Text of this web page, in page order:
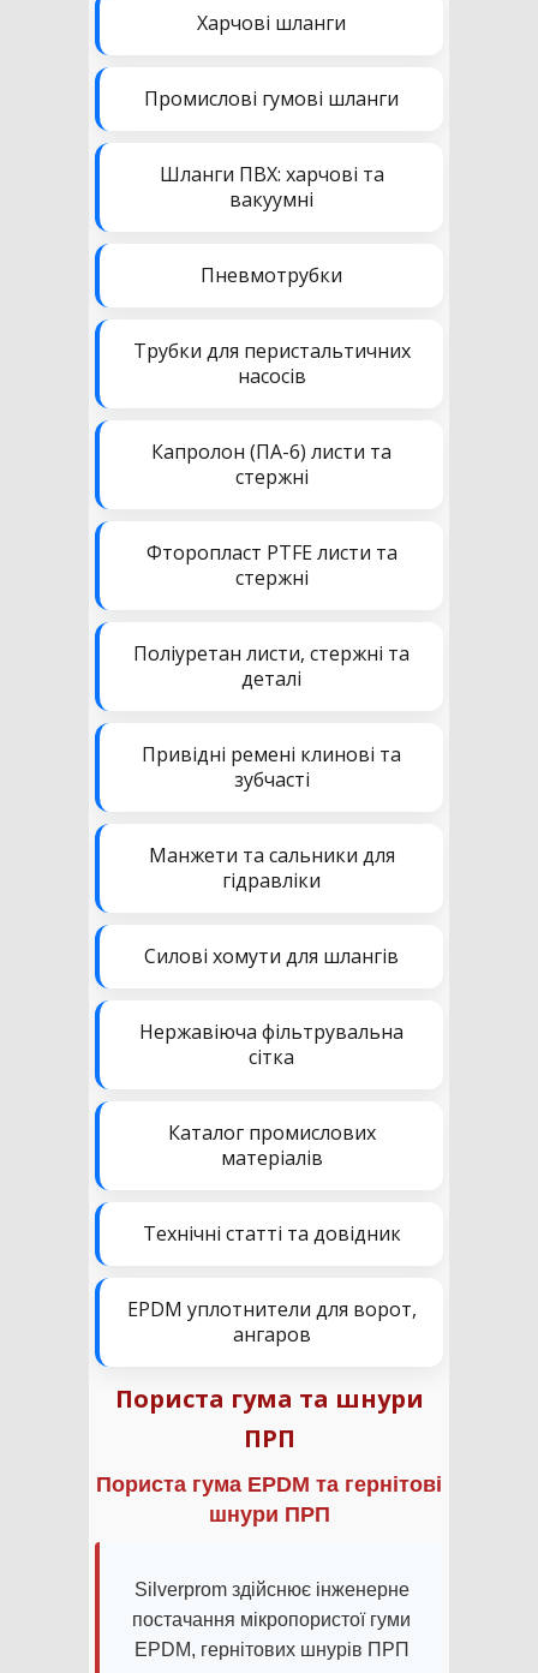
Харчові шланги
Промислові гумові шланги
Шланги ПВХ: харчові та
вакуумні
Пневмотрубки
Трубки для перистальтичних
насосів
Капролон (ПА-6) листи та
стержні
Фторопласт PTFE листи та
стержні
Поліуретан листи, стержні та
деталі
Привідні ремені клинові та
зубчасті
Манжети та сальники для
гідравліки
Силові хомути для шлангів
Нержавіюча фільтрувальна
сітка
Каталог промислових
матеріалів
Технічні статті та довідник
EPDM уплотнители для ворот,
ангаров
Пориста гума та шнури
ПРП
Пориста гума EPDM та гернітові
шнури ПРП
Silverprom здійснює інженерне
постачання мікропористої гуми
EPDM, гернітових шнурів ПРП